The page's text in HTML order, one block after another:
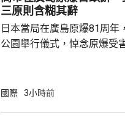
理，以及太空觀測技術等。 今次是敏昂萊繼訪
問中國、印度和老撾後，近
三原則含糊其辭
日本當局在廣島原爆81周年
公園舉行儀式，悼念原爆受
為實現無核武世界而繼續不懈
國際 3小時前